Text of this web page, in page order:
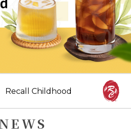
Recall Childhood